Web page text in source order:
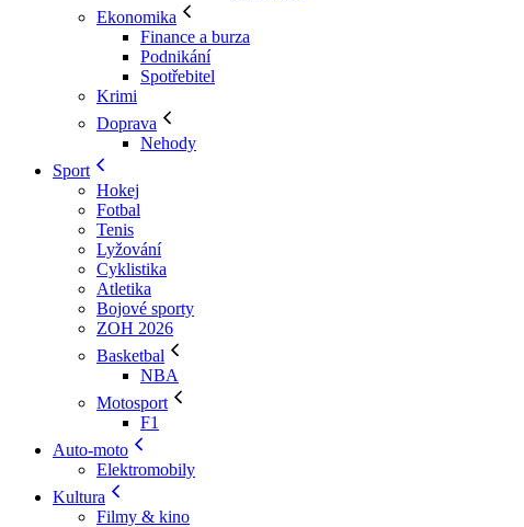
Ekonomika
Finance a burza
Podnikání
Spotřebitel
Krimi
Doprava
Nehody
Sport
Hokej
Fotbal
Tenis
Lyžování
Cyklistika
Atletika
Bojové sporty
ZOH 2026
Basketbal
NBA
Motosport
F1
Auto-moto
Elektromobily
Kultura
Filmy & kino